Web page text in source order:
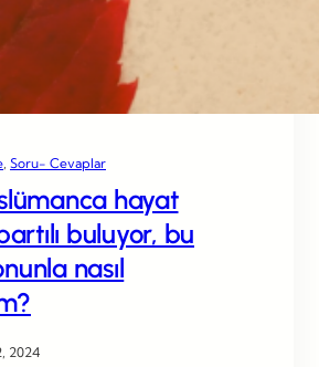
Soru- Cevaplar
hayat
buluyor, bu
nasıl
2024